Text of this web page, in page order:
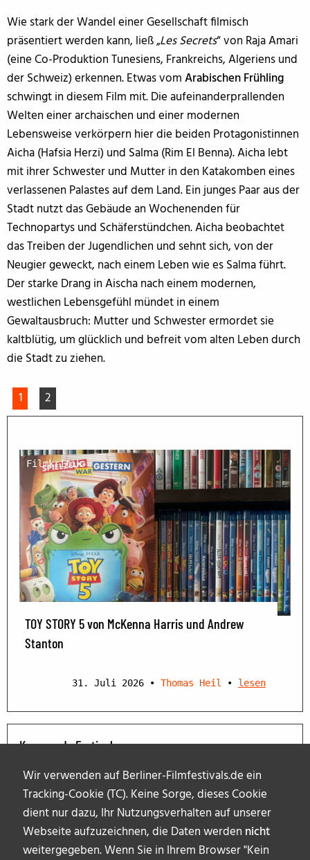
Wir verwenden auf Berliner-Filmfestivals.de ein
Tracking-Cookie (TC). Keine Sorge, dieses Cookie
dient nur dazu, Ihr Nutzungsverhalten auf unserer
Webseite aufzuzeichnen, die Daten werden nicht
weitergegeben. Wenn Sie in Ihrem Browser "Kein
Wie stark der Wandel einer Gesellschaft filmisch
präsentiert werden kann, ließ „Les Secrets“ von Raja Amari
(eine Co-Produktion Tunesiens, Frankreichs, Algeriens und
der Schweiz) erkennen. Etwas vomArabischen Frühling
schwingt in diesem Film mit. Die aufeinanderprallenden
Welten einer archaischen und einer modernen
Lebensweise verkörpern hier die beiden Protagonistinnen
Aicha (Hafsia Herzi) und Salma (Rim El Benna). Aicha lebt
mit ihrer Schwester und Mutter in den Katakomben eines
verlassenen Palastes auf dem Land. Ein junges Paar aus der
Stadt nutzt das Gebäude an Wochenenden für
Technopartys und Schäferstündchen. Aicha beobachtet
das Treiben der Jugendlichen und sehnt sich, von der
Neugier geweckt, nach einem Leben wie es Salma führt.
Der starke Drang in Aischa nach einem modernen,
westlichen Lebensgefühl mündet in einem
Gewaltausbruch: Mutter und Schwester ermordet sie
kaltblütig, um glücklich und befreit vom alten Leben durch
die Stadt zu ziehen.
1 2
Filmkritik
TOY STORY 5 von McKenna Harris und Andrew
Stanton
31. Juli 2026 • Thomas Heil • lesen
Kommende Festivals